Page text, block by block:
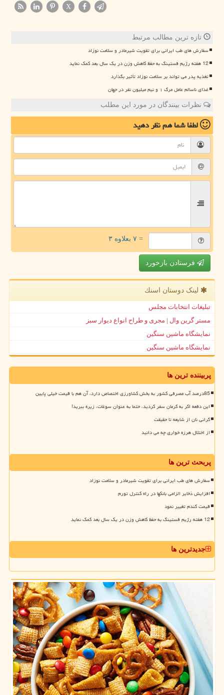
X
تازه ترین مطالب مرتبط
سفارش های طب ایرانی برای تقویت شیرمادر و سلامت نوزاد
12 هفته رژیم فستینگ به حفظ کاهش وزن در یک سال بعد کمک نماید
تغذیه پدر می تواند بر سلامت نوزاد تأثیر بگذارد
غذای ناسالم عامل مرگ ۱ و نیم میلیون نفر در جهان
نظرات بینندگان در مورد این مطلب
لطفا شما همنظر دهید
= ۷ بعلاوه ۳
فرستادن بازخورد
لینک دوستان اسنك
تبلیغات انتخابات مجلس
مستر گرین وال | مجری و طراح انواع دیوار سبز
نمایشگاه ماشین سنگین
نمایشگاه ماشین سنگین
پربیننده ترین ها
85درصد آب مصرفی کشور به بخش کشاورزی اختصاص دارد، آن هم با قیمت خیلی پایین
این دفعه اگر به کرمان سفر کردید، حتما به عنوان سوغات، زیره ببرید!
گرانی نان از شایعه تا حقیقت
از اختلال هرزه خواری چه می دانید
پربحث ترین ها
سفارش های طب ایرانی برای تقویت شیرمادر و سلامت نوزاد
افزایش ذخایر الزامی بانکها در راه کنترل تورم
قیمت گندم تغییر نمود
12 هفته رژیم فستینگ به حفظ کاهش وزن در یک سال بعد کمک نماید
جدیدترین ها